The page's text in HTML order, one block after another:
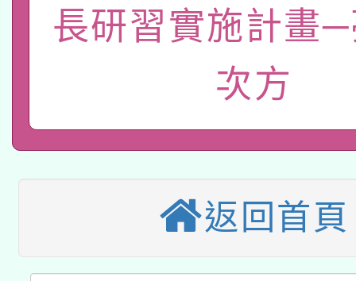
業技術研究院辦理「
用水績優單位及節水達
115年8月22日(星期六
桃園市孔廟祈福系列
開 智慧啟航」
2026年桃園地景藝術
本校115學年度第2次
招甄選結果公告(無人
招)
適應運動共學行動站研
本館辦理115年度閱讀
暨閱讀推動專業研習
科技賦能─人工智慧
礎課程
A3數位素養講師名單
長研習實施計畫
次方
返回首頁